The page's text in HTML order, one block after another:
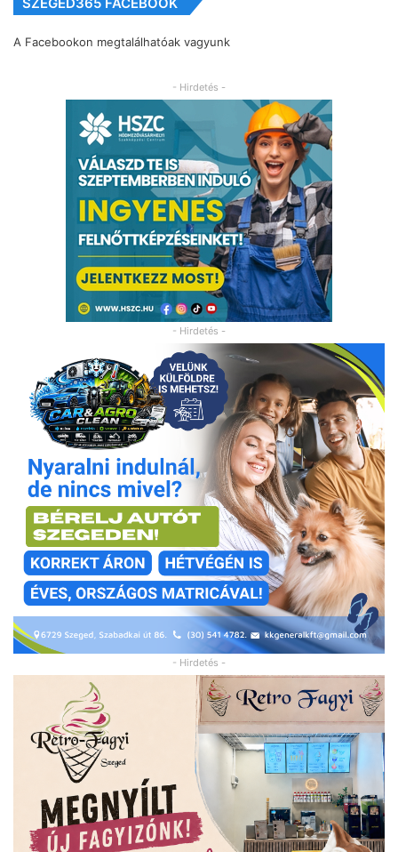
A Facebookon megtalálhatóak vagyunk
- Hirdetés -
- Hirdetés -
- Hirdetés -